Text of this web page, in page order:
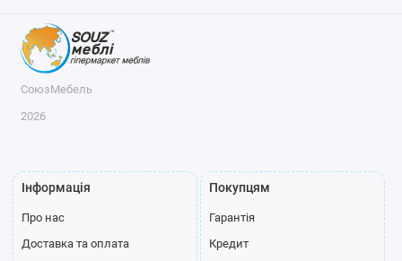
СоюзМебель
2026
Інформація
Про нас
Доставка та оплата
Покупцям
Гарантія
Кредит